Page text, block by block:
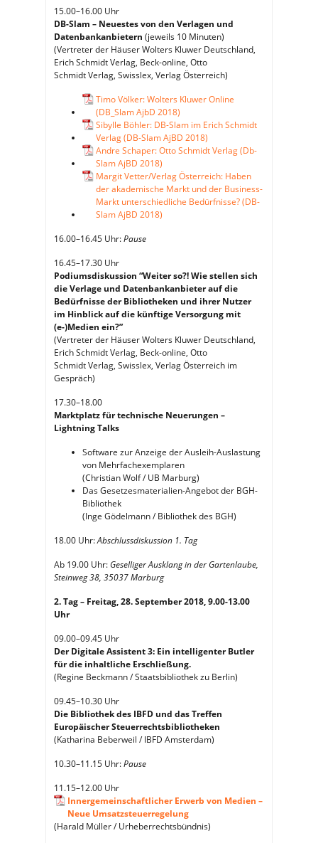
15.00–16.00 Uhr
DB-Slam – Neuestes von den Verlagen und
Datenbankanbietern (jeweils 10 Minuten)
(Vertreter der Häuser Wolters Kluwer Deutschland,
Erich Schmidt Verlag, Beck-online, Otto
Schmidt Verlag, Swisslex, Verlag Österreich)
Timo Völker: Wolters Kluwer Online
(DB_Slam AjbD 2018)
Sibylle Böhler: DB-Slam im Erich Schmidt
Verlag (DB-Slam AjBD 2018)
Andre Schaper: Otto Schmidt Verlag (Db-
Slam AjBD 2018)
Margit Vetter/Verlag Österreich: Haben
der akademische Markt und der Business-
Markt unterschiedliche Bedürfnisse? (DB-
Slam AjBD 2018)
16.00–16.45 Uhr:Pause
16.45–17.30 Uhr
Podiumsdiskussion “Weiter so?! Wie stellen sich
die Verlage und Datenbankanbieter auf die
Bedürfnisse der Bibliotheken und ihrer Nutzer
im Hinblick auf die künftige Versorgung mit
(e-)Medien ein?”
(Vertreter der Häuser Wolters Kluwer Deutschland,
Erich Schmidt Verlag, Beck-online, Otto
Schmidt Verlag, Swisslex, Verlag Österreich im
Gespräch)
17.30–18.00
Marktplatz für technische Neuerungen –
Lightning Talks
Software zur Anzeige der Ausleih-Auslastung
von Mehrfachexemplaren
(Christian Wolf / UB Marburg)
Das Gesetzesmaterialien-Angebot der BGH-
Bibliothek
(Inge Gödelmann / Bibliothek des BGH)
18.00 Uhr:Abschlussdiskussion 1. Tag
Ab 19.00 Uhr: Geselliger Ausklang in der Gartenlaube,
Steinweg 38, 35037 Marburg
2. Tag – Freitag, 28. September 2018, 9.00-13.00
Uhr
09.00–09.45 Uhr
Der Digitale Assistent 3: Ein intelligenter Butler
für die inhaltliche Erschließung.
(Regine Beckmann / Staatsbibliothek zu Berlin)
09.45–10.30 Uhr
Die Bibliothek des IBFD und das Treffen
Europäischer Steuerrechtsbibliotheken
(Katharina Beberweil / IBFD Amsterdam)
10.30–11.15 Uhr:Pause
11.15–12.00 Uhr
Innergemeinschaftlicher Erwerb von Medien –
Neue Umsatzsteuerregelung
(Harald Müller / Urheberrechtsbündnis)